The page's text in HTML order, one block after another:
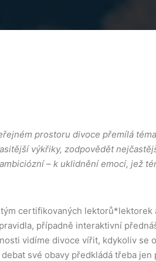
prostoru divoce přemílá
výkřiky, zodpovědět
– k uklidnění emocí, jež
certifikovaných
případně interaktivní
vidíme divoce vířit, kdykoliv se
své obavy předkládá třeba